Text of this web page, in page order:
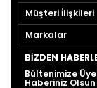
Müşteri İlişkileri
Markalar
BIZDEN
Bültenimize
Haberiniz Olsun